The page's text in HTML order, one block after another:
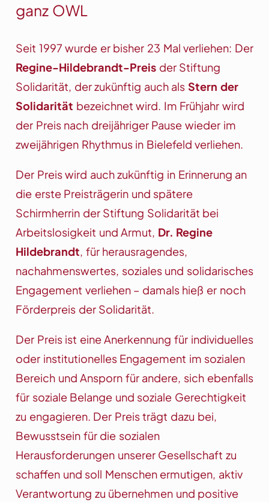
ganz OWL
Seit 1997 wurde er bisher 23 Mal verliehen: Der
Regine-Hildebrandt-Preisder Stiftung
Solidarität, der zukünftig auch als Stern der
Solidarität bezeichnet wird. Im Frühjahr wird
der Preis nach dreijähriger Pause wieder im
zweijährigen Rhythmus in Bielefeld verliehen.
Der Preis wird auch zukünftig in Erinnerung an
die erste Preisträgerin und spätere
Schirmherrin der Stiftung Solidarität bei
Arbeitslosigkeit und Armut, Dr. Regine
Hildebrandt, für herausragendes,
nachahmenswertes, soziales und solidarisches
Engagement verliehen – damals hieß er noch
Förderpreis der Solidarität.
Der Preis ist eine Anerkennung für individuelles
oder institutionelles Engagement im sozialen
Bereich und Ansporn für andere, sich ebenfalls
für soziale Belange und soziale Gerechtigkeit
zu engagieren. Der Preis trägt dazu bei,
Bewusstsein für die sozialen
Herausforderungen unserer Gesellschaft zu
schaffen und soll Menschen ermutigen, aktiv
Verantwortung zu übernehmen und positive